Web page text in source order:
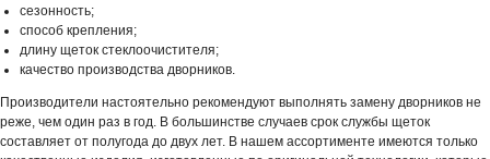
сезонность;
способ крепления;
длину щеток стеклоочистителя;
качество производства дворников.
Производители настоятельно рекомендуют выполнять замену дворников не
реже, чем один раз в год. В большинстве случаев срок службы щеток
составляет от полугода до двух лет. В нашем ассортименте имеются только